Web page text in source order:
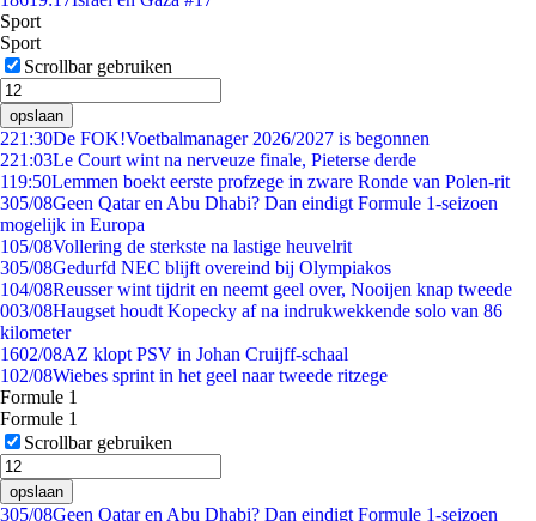
Sport
Sport
Scrollbar gebruiken
opslaan
221:30De FOK!Voetbalmanager 2026/2027 is begonnen
221:03Le Court wint na nerveuze finale, Pieterse derde
119:50Lemmen boekt eerste profzege in zware Ronde van Polen-rit
305/08Geen Qatar en Abu Dhabi? Dan eindigt Formule 1-seizoen
mogelijk in Europa
105/08Vollering de sterkste na lastige heuvelrit
305/08Gedurfd NEC blijft overeind bij Olympiakos
104/08Reusser wint tijdrit en neemt geel over, Nooijen knap tweede
003/08Haugset houdt Kopecky af na indrukwekkende solo van 86
kilometer
1602/08AZ klopt PSV in Johan Cruijff-schaal
102/08Wiebes sprint in het geel naar tweede ritzege
Formule 1
Formule 1
Scrollbar gebruiken
opslaan
305/08Geen Qatar en Abu Dhabi? Dan eindigt Formule 1-seizoen